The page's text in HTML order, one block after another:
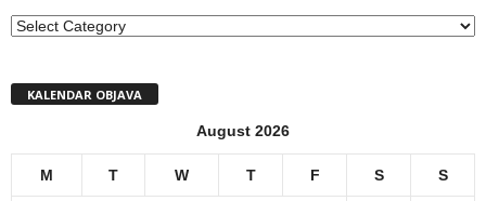
MENI
KALENDAR OBJAVA
August 2026
M T W T F S S